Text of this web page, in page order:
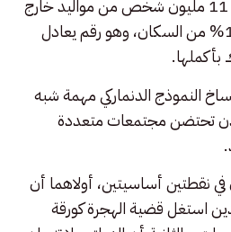
يعيش في بريطانيا أكثر من 11 مليون شخص من مواليد خارج
البلاد، أي ما يعادل نحو 16% من السكان، وهو رقم يعادل
النموذج الدنماركي مهمة شبه
تحتضن مجتمعات متعددة
نقطتين أساسيتين، أولاهما أن
استغل قضية الهجرة كورقة